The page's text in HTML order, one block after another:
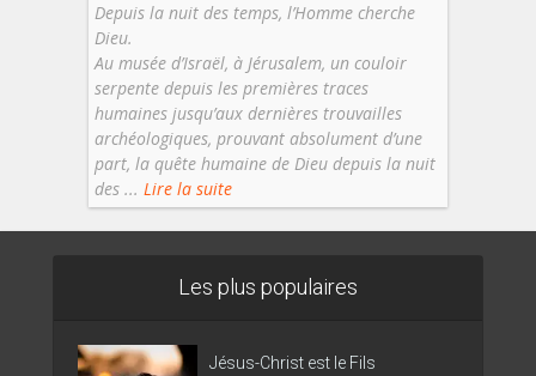
Depuis la nuit des temps, l’Homme cherche
Dieu.
Au musée d’Israël, à Jérusalem, un couloir
serpente depuis les premières traces
humaines jusqu’aux dernières trouvailles
archéologiques, prouvant absolument d’une
part, la quête humaine de Dieu depuis la nuit
des ... Lire la suite
Les plus populaires
Jésus-Christ est le Fils